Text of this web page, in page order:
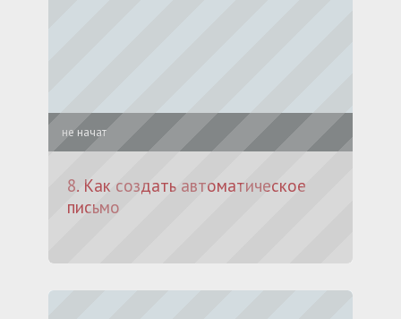
не начат
8. Как создать автоматическое
письмо